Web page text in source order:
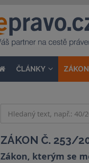
ČLÁNKY
ZÁKON Č. 253/
Zákon, kterým se